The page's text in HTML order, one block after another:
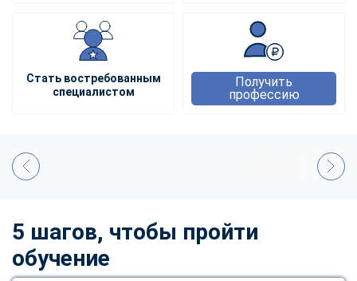
Стать востребованным
специалистом
Получить
профессию
5 шагов, чтобы пройти
обучение